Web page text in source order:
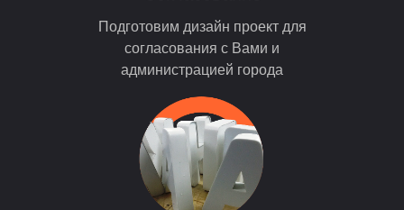
Подготовим дизайн проект для
согласования с Вами и
администрацией города